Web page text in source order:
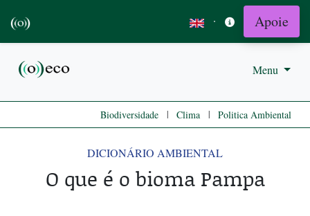
· Apoie
Menu
Biodiversidade | Clima | Politica Ambiental
DICIONÁRIO AMBIENTAL
O que é o bioma Pampa